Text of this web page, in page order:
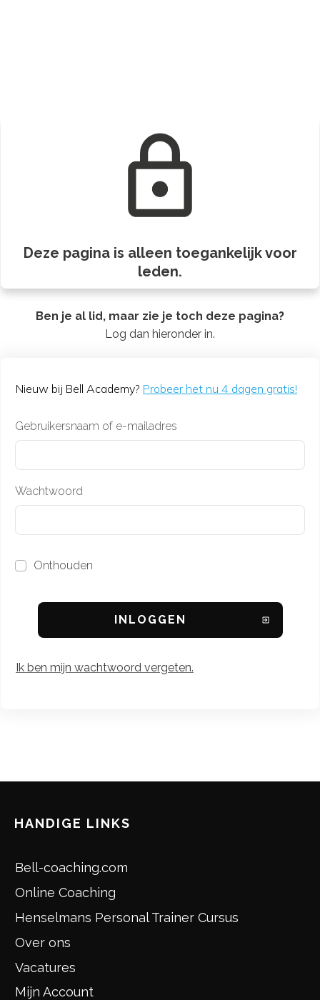
Deze pagina is alleen toegankelijk voor
leden.
Ben je al lid, maar zie je toch deze pagina?
Log dan hieronder in.
Nieuw bij Bell Academy? Probeer het nu 4 dagen gratis!
Gebruikersnaam of e-mailadres
Wachtwoord
Onthouden
INL OGGEN
Ik ben mijn wachtwoord vergeten.
HANDIGE LINKS
Bell-coaching.com
Online Coaching
Henselmans Personal Trainer Cursus
Over ons
Vacatures
Mijn Account